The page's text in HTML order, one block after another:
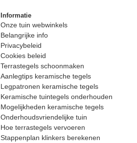
Informatie
Onze tuin webwinkels
Belangrijke info
Privacybeleid
Cookies beleid
Terrastegels schoonmaken
Aanlegtips keramische tegels
Legpatronen keramische tegels
Keramische tuintegels onderhouden
Mogelijkheden keramische tegels
Onderhoudsvriendelijke tuin
Hoe terrastegels vervoeren
Stappenplan klinkers berekenen